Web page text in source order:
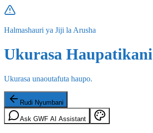
Halmashauri ya Jiji la Arusha
Ukurasa Haupatikani
Ukurasa unaoutafuta haupo.
Rudi Nyumbani
Ask GWF AI Assistant